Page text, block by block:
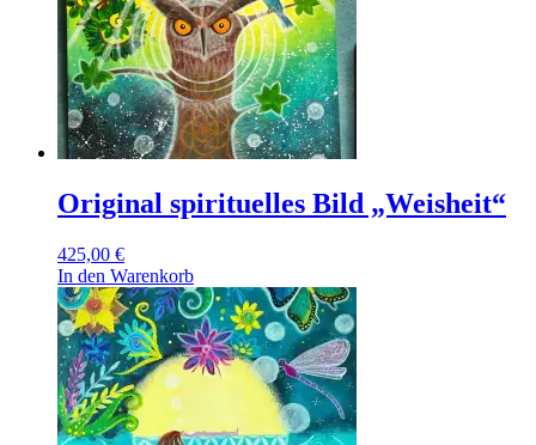
Original spirituelles Bild „Weisheit“
425,00 €
In den Warenkorb